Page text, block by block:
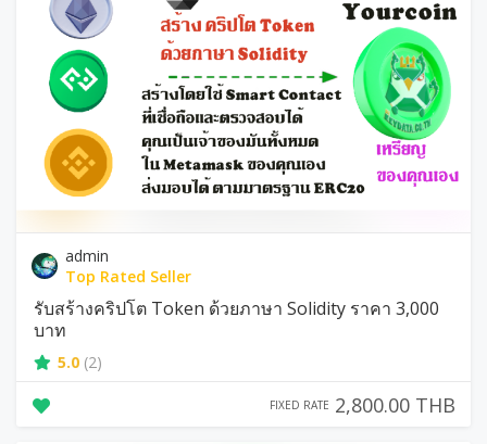
admin
Top Rated Seller
รับสร้างคริปโต Token ด้วยภาษา Solidity ราคา 3,000
บาท
5.0 (2)
FIXED RATE 2,800.00 THB